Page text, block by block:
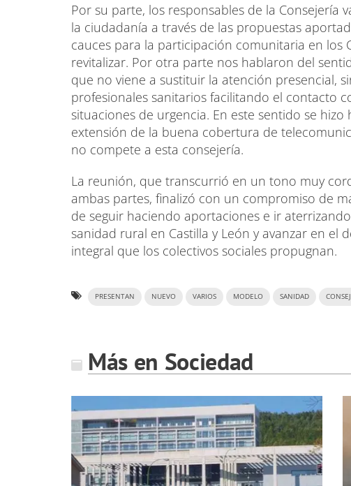
Por su parte, los responsables de la
la ciudadanía a través de las propuestas
cauces para la participación comunitaria en los
revitalizar. Por otra parte nos hablaron del
que no viene a sustituir la atención presencial,
profesionales sanitarios facilitando el contacto
situaciones de urgencia. En este sentido se
extensión de la buena cobertura de
no compete a esta consejería.
La reunión, que transcurrió en un tono muy
ambas partes, finalizó con un compromiso de
de seguir haciendo aportaciones e ir
sanidad rural en Castilla y León y avanzar en el
integral que los colectivos sociales propugnan.
PRESENTAN NUEVO VARIOS MODELO SANIDAD
Más en Sociedad